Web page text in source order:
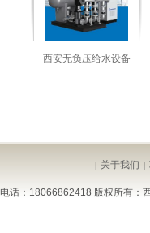
西安无负压给水设备
| 关于我们 |
话：18066862418 版权所有